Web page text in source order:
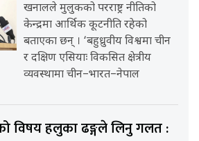
खनालले मुलुकको परराष्ट्र नीतिको
केन्द्रमा आर्थिक कूटनीति रहेको
बताएका छन् । ‘बहुध्रुवीय विश्वमा चीन
र दक्षिण एसियाः विकसित क्षेत्रीय
व्यवस्थामा चीन–भारत–नेपाल
विषय हलुका ढङ्गले लिनु गलत :